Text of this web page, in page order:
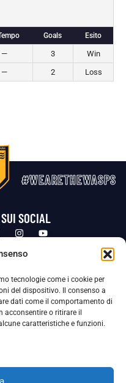
tecnologie come i cookie per
del dispositivo. Il consenso a
dati come il comportamento di
acconsentire o ritirare il
caratteristiche e funzioni.
Goals Esito
— 3
Win
— 2 Loss
#WEARETHEWASPS
SOCIAL
(DPO), figura specializzata che vigila sulle modalità
i Suoi dati personali.
scrivere a